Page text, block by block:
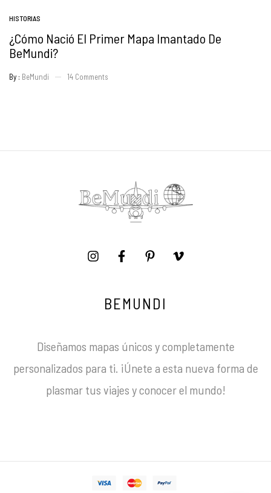
HISTORIAS
¿Cómo Nació El Primer Mapa Imantado De
BeMundi?
By : BeMundi 14 Comments
BEMUNDI
Diseñamos mapas únicos y completamente
personalizados para ti. ¡Únete a esta nueva forma de
plasmar tus viajes y conocer el mundo!